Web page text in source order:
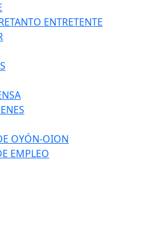
ENTRETENTE
OYÓN-OION
EMPLEO